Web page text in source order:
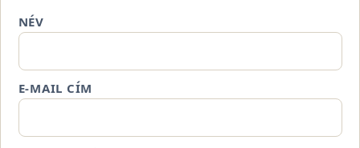
NÉV
E-MAIL CÍM